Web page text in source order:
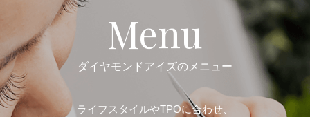
Menu
ダイヤモンドアイズのメニュー
ライフスタイルやTPOに合わせ、